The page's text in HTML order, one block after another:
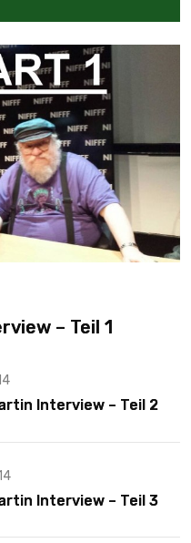
– Teil 1
Interview – Teil 2
Interview – Teil 3